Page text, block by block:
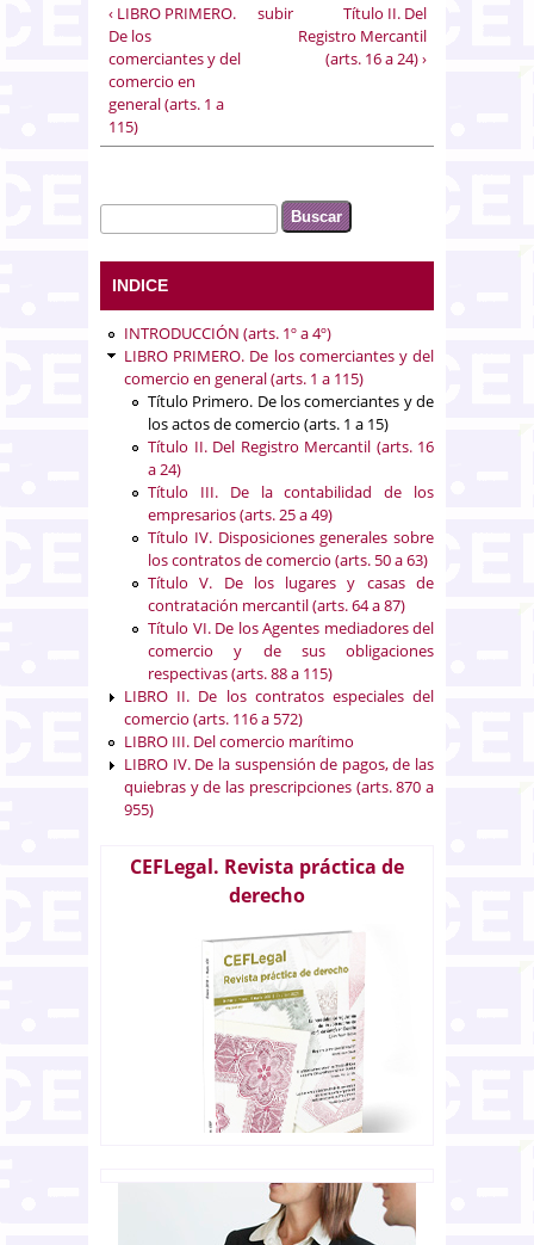
‹ LIBRO PRIMERO.
De los
comerciantes y del
comercio en
general (arts. 1 a
115)
subir
Título II. Del
Registro Mercantil
(arts. 16 a 24) ›
Formulario de búsqueda
Buscar
INDICE
INTRODUCCIÓN (arts. 1º a 4º)
LIBRO PRIMERO. De los comerciantes y del
comercio en general (arts. 1 a 115)
Título Primero. De los comerciantes y de
los actos de comercio (arts. 1 a 15)
Título II. Del Registro Mercantil (arts. 16
a 24)
Título III. De la contabilidad de los
empresarios (arts. 25 a 49)
Título IV. Disposiciones generales sobre
los contratos de comercio (arts. 50 a 63)
Título V. De los lugares y casas de
contratación mercantil (arts. 64 a 87)
Título VI. De los Agentes mediadores del
comercio y de sus obligaciones
respectivas (arts. 88 a 115)
LIBRO II. De los contratos especiales del
comercio (arts. 116 a 572)
LIBRO III. Del comercio marítimo
LIBRO IV. De la suspensión de pagos, de las
quiebras y de las prescripciones (arts. 870 a
955)
CEFLegal. Revista práctica de
derecho